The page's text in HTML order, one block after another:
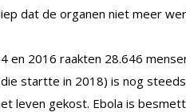
dat de organen niet meer
2016 raakten 28.646
startte in 2018) is nog
leven gekost. Ebola is